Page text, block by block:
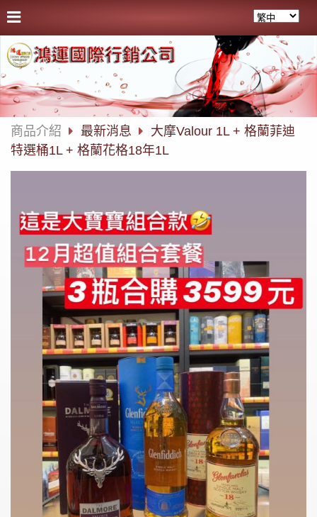
商品介紹 最新消息
大摩Valour 1L + 格蘭菲迪
特選桶1L + 格蘭花格18年1L